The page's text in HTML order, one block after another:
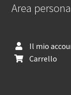
Area
Il mio
Carrello